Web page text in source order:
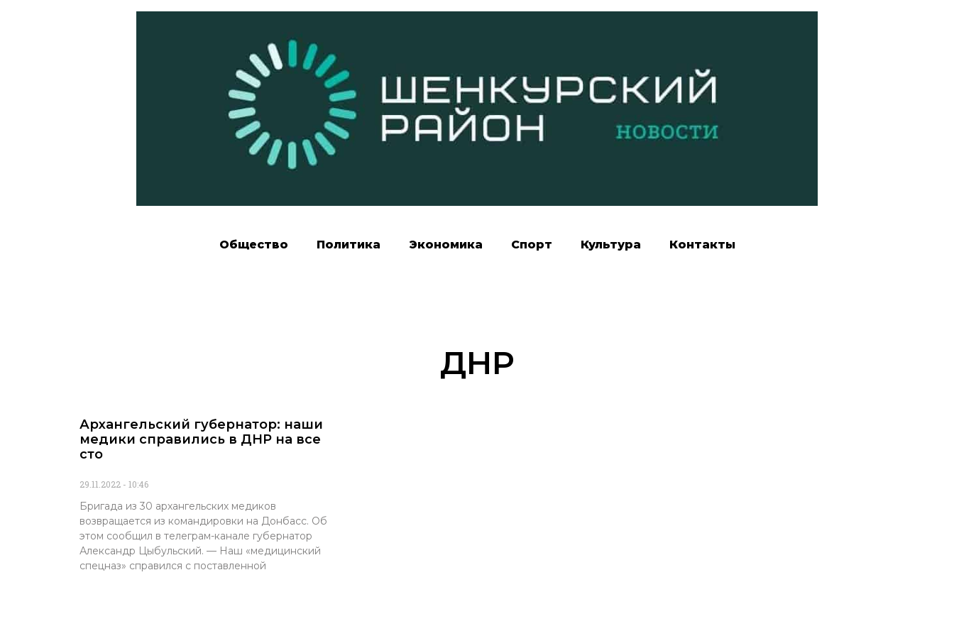
Общество Политика Экономика Спорт Культура Контакты
ДНР
Архангельский губернатор: наши
медики справились в ДНР на все
сто
29.11.2022 10:46
Бригада из 30 архангельских медиков
возвращается из командировки на Донбасс. Об
этом сообщил в телеграм-канале губернатор
Александр Цыбульский. — Наш «медицинский
спецназ» справился с поставленной